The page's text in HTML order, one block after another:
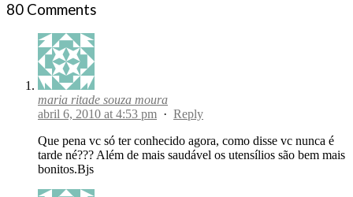
80 Comments
maria ritade souza moura
abril 6, 2010 at 4:53 pm · Reply
Que pena vc só ter conhecido agora, como disse vc nunca é
tarde né??? Além de mais saudável os utensílios são bem mais
bonitos.Bjs